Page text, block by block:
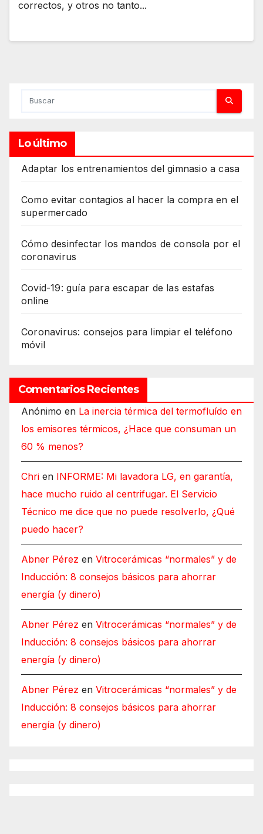
correctos, y otros no tanto...
Lo último
Adaptar los entrenamientos del gimnasio a casa
Como evitar contagios al hacer la compra en el
supermercado
Cómo desinfectar los mandos de consola por el
coronavirus
Covid-19: guía para escapar de las estafas
online
Coronavirus: consejos para limpiar el teléfono
móvil
Comentarios Recientes
Anónimo en La inercia térmica del termofluído en
los emisores térmicos, ¿Hace que consuman un
60 % menos?
Chri en INFORME: Mi lavadora LG, en garantía,
hace mucho ruido al centrifugar. El Servicio
Técnico me dice que no puede resolverlo, ¿Qué
puedo hacer?
Abner Pérez en Vitrocerámicas “normales” y de
Inducción: 8 consejos básicos para ahorrar
energía (y dinero)
Abner Pérez en Vitrocerámicas “normales” y de
Inducción: 8 consejos básicos para ahorrar
energía (y dinero)
Abner Pérez en Vitrocerámicas “normales” y de
Inducción: 8 consejos básicos para ahorrar
energía (y dinero)